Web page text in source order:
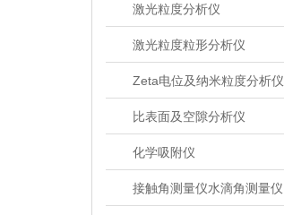
激光粒度分析仪
激光粒度粒形分析仪
Zeta电位及纳米粒度分析仪
比表面及空隙分析仪
化学吸附仪
接触角测量仪水滴角测量仪